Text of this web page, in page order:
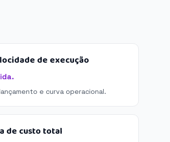
de execução
e curva operacional.
de custo total